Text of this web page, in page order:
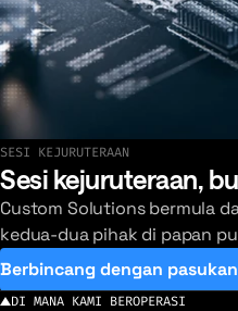
Lihat penggunaan terkini
SESI KEJURUTERAAN
Sesi kejuruteraan,
Custom Solutions bermula
kedua-dua pihak di papan
Berbincang dengan
DI MANA KAMI BEROPERASI